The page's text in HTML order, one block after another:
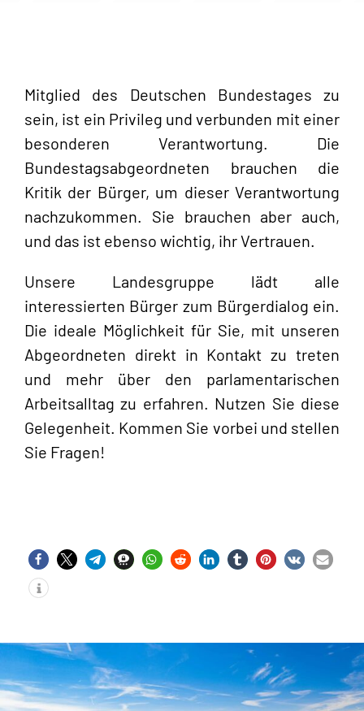
Mitglied des Deutschen Bundestages zu
sein, ist ein Privileg und verbunden mit einer
besonderen Verantwortung. Die
Bundestagsabgeordneten brauchen die
Kritik der Bürger, um dieser Verantwortung
nachzukommen. Sie brauchen aber auch,
und das ist ebenso wichtig, ihr Vertrauen.
Unsere Landesgruppe lädt alle
interessierten Bürger zum Bürgerdialog ein.
Die ideale Möglichkeit für Sie, mit unseren
Abgeordneten direkt in Kontakt zu treten
und mehr über den parlamentarischen
Arbeitsalltag zu erfahren. Nutzen Sie diese
Gelegenheit. Kommen Sie vorbei und stellen
Sie Fragen!